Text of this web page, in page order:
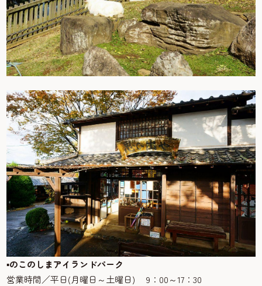
▪のこのしまアイランドパーク
営業時間／平日(月曜日～土曜日) 9：00～17：30